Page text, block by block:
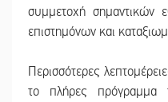
συμμετοχή σημαντικών
επιστημόνων και
Περισσότερες
το πλήρες πρόγραμμα